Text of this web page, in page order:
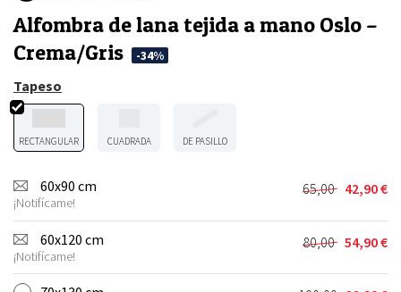
Alfombra de lana tejida a mano Oslo –
Crema/Gris
-34%
Tapeso
RECTANGULAR CUADRADA DE PASILLO
60x90 cm
¡Notifícame!
65,00
El
precio
original
era:
65,00 €.
42,90€
El
precio
actual
es:
42,90 €.
60x120 cm
¡Notifícame!
80,00
El
precio
54,90€
El
precio